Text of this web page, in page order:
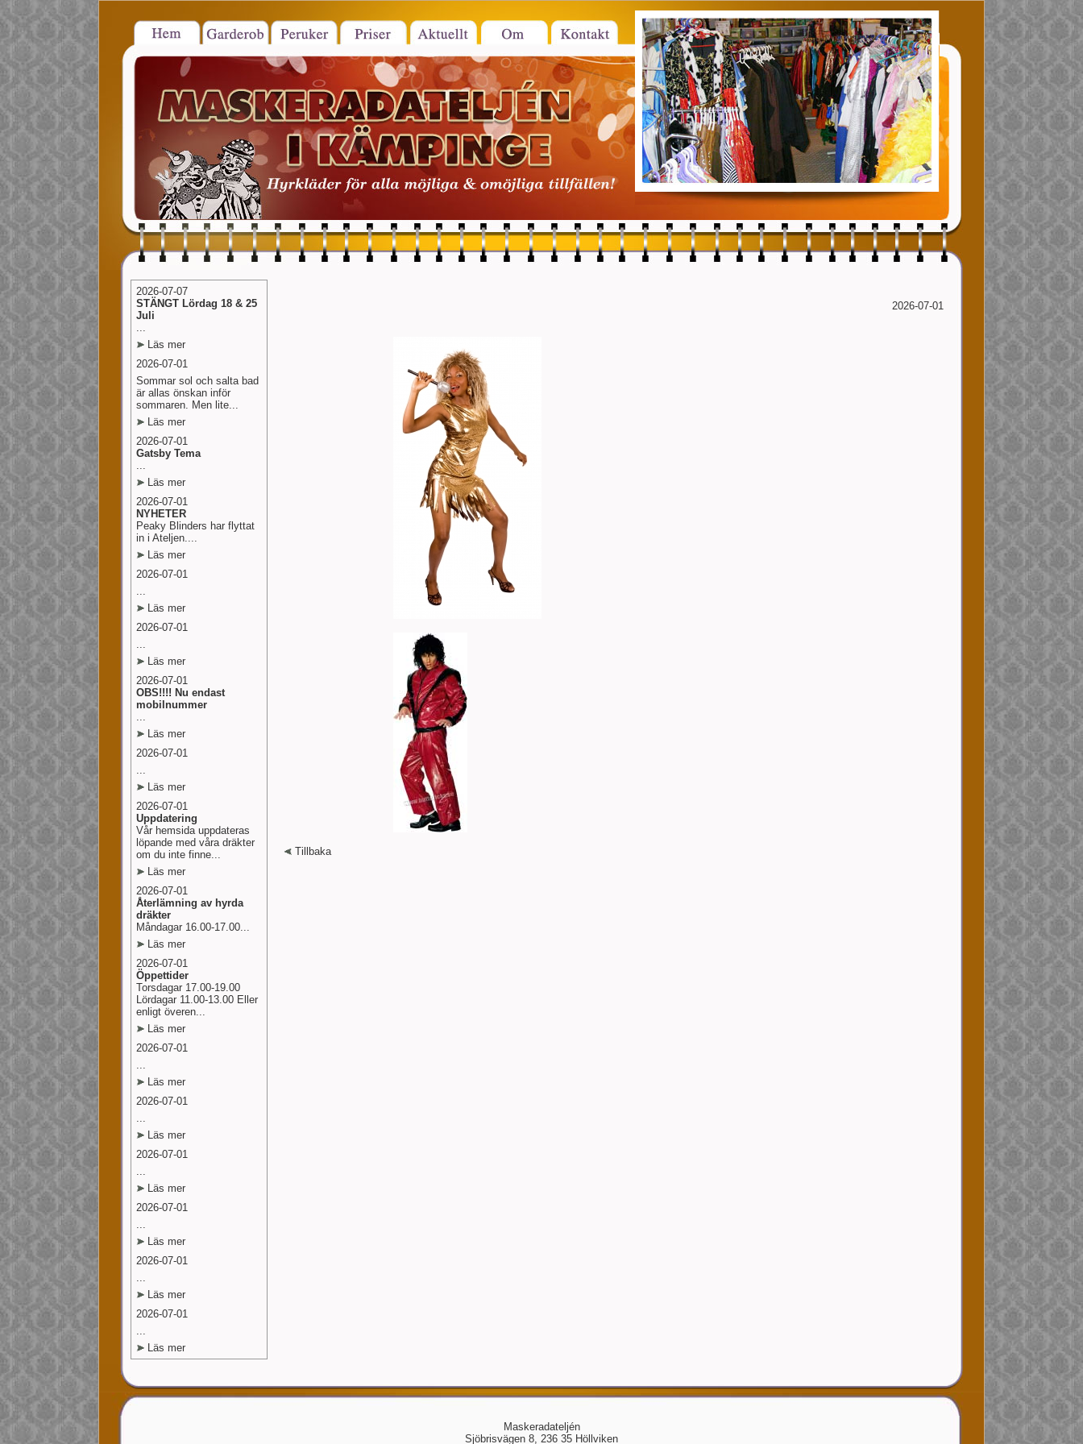
2026-07-07
STÄNGT Lördag 18 & 25
Juli
...
Läs mer
2026-07-01
Sommar sol och salta bad
är allas önskan inför
sommaren. Men lite...
Läs mer
2026-07-01
Gatsby Tema
...
Läs mer
2026-07-01
NYHETER
Peaky Blinders har flyttat
in i Ateljen....
Läs mer
2026-07-01
...
Läs mer
2026-07-01
...
Läs mer
2026-07-01
OBS!!!! Nu endast
mobilnummer
...
Läs mer
2026-07-01
...
Läs mer
2026-07-01
Uppdatering
Vår hemsida uppdateras
löpande med våra dräkter
om du inte finne...
Läs mer
2026-07-01
Återlämning av hyrda
dräkter
Måndagar 16.00-17.00...
Läs mer
2026-07-01
Öppettider
Torsdagar 17.00-19.00
Lördagar 11.00-13.00 Eller
enligt överen...
Läs mer
2026-07-01
...
Läs mer
2026-07-01
...
Läs mer
2026-07-01
...
Läs mer
2026-07-01
...
Läs mer
2026-07-01
...
Läs mer
2026-07-01
...
Läs mer
2026-07-01
Tillbaka
Maskeradateljén
Sjöbrisvägen 8, 236 35 Höllviken